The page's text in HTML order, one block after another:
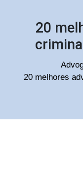
20
20 melhores